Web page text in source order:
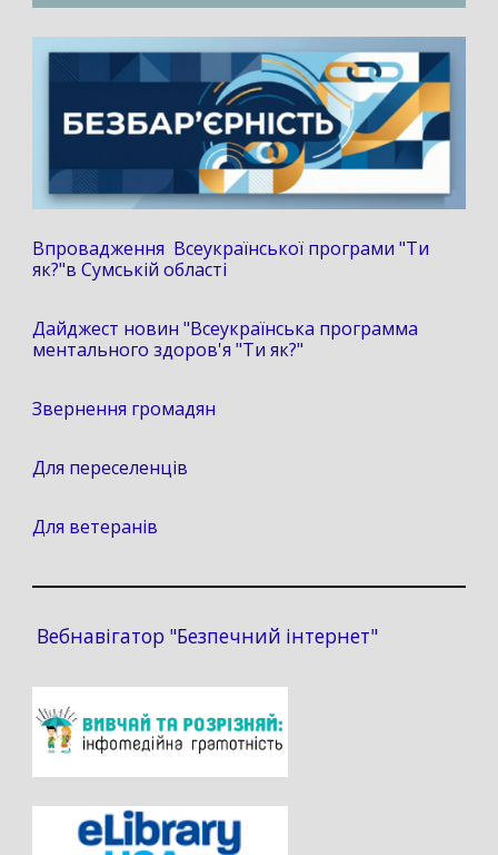
Впровадження Всеукраїнської програми "Ти
як?"в Сумській області
Дайджест новин "Всеукраїнська программа
ментального здоров'я "Ти як?"
Звернення громадян
Для переселенців
Для ветеранів
Вебнавігатор "Безпечний інтернет"